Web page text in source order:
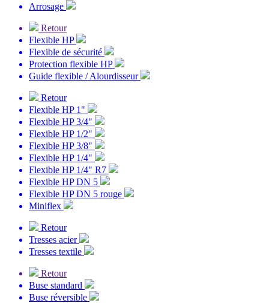
Arrosage
Retour
Flexible HP
Flexible de sécurité
Protection flexible HP
Guide flexible / Alourdisseur
Retour
Flexible HP 1"
Flexible HP 3/4"
Flexible HP 1/2"
Flexible HP 3/8"
Flexible HP 1/4"
Flexible HP 1/4" R7
Flexible HP DN 5
Flexible HP DN 5 rouge
Miniflex
Retour
Tresses acier
Tresses textile
Retour
Buse standard
Buse réversible